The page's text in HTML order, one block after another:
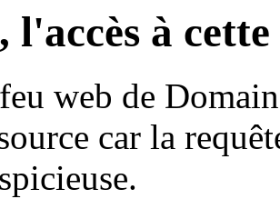
l'accès à
web de
car la